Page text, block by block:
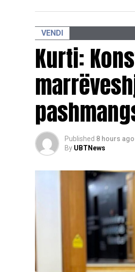
VENDI
Kurti:
Published 8 hours ago
By UBTNews